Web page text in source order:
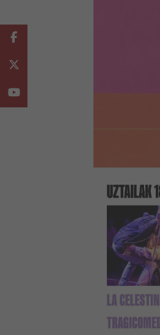
Facebook
Youtube